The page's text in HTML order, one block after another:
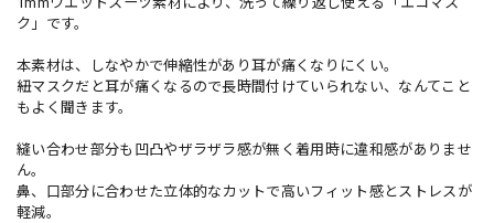
ク」です。
本素材は、しなやかで伸縮性があり耳が痛くなりにくい。
紐マスクだと耳が痛くなるので長時間付けていられない、なんてこと
もよく聞きます。
縫い合わせ部分も凹凸やザラザラ感が無く着用時に違和感がありませ
ん。
鼻、口部分に合わせた立体的なカットで高いフィット感とストレスが
軽減。